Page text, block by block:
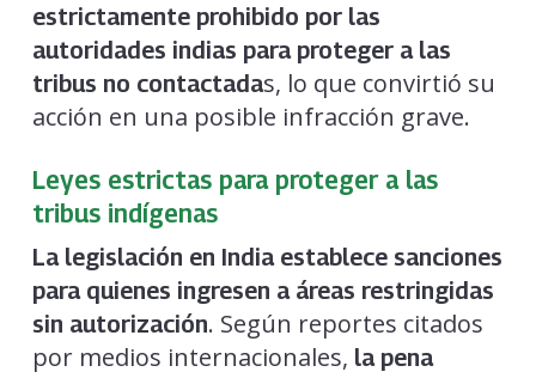
estrictamente prohibido por las
autoridades indias para proteger a las
tribus no contactadas, lo que convirtió su
acción en una posible infracción grave.
Leyes estrictas para proteger a las
tribus indígenas
La legislación en India establece sanciones
para quienes ingresen a áreas restringidas
sin autorización. Según reportes citados
por medios internacionales, la pena